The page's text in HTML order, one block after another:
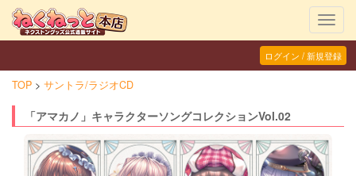
ログイン / 新規登録
TOP サントラ/ラジオCD
「アマカノ」キャラクターソングコレクションVol.02